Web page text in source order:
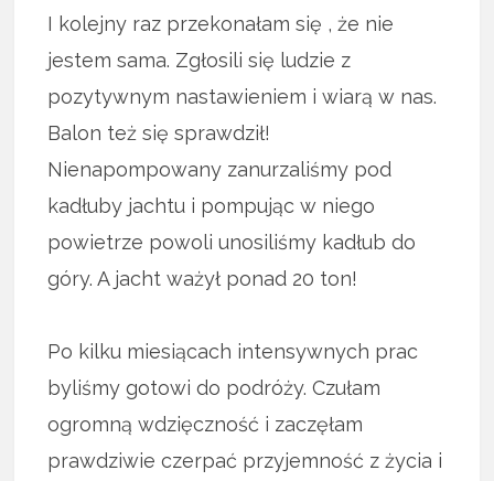
I kolejny raz przekonałam się , że nie
jestem sama. Zgłosili się ludzie z
pozytywnym nastawieniem i wiarą w nas.
Balon też się sprawdził!
Nienapompowany zanurzaliśmy pod
kadłuby jachtu i pompując w niego
powietrze powoli unosiliśmy kadłub do
góry. A jacht ważył ponad 20 ton!
Po kilku miesiącach intensywnych prac
byliśmy gotowi do podróży. Czułam
ogromną wdzięczność i zaczęłam
prawdziwie czerpać przyjemność z życia i